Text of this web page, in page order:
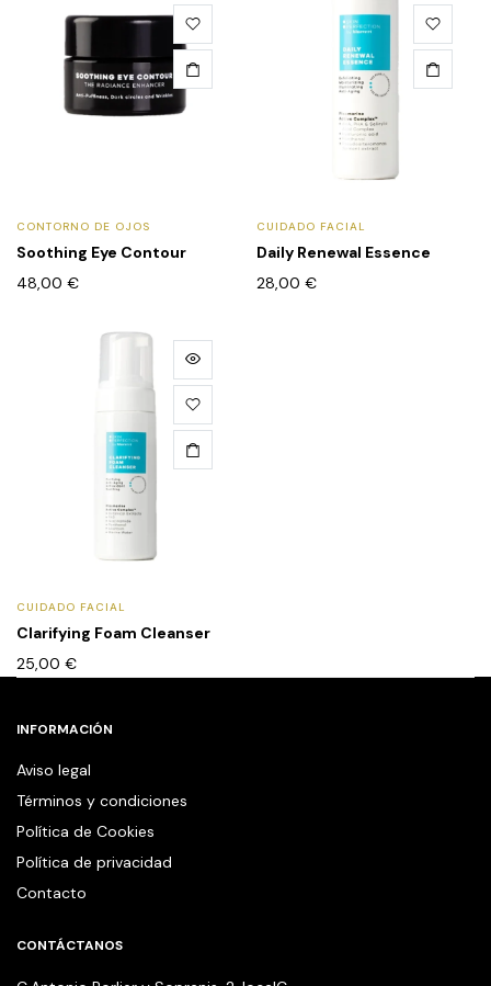
CONTORNO DE OJOS
Soothing Eye Contour
48,00 €
CUIDADO FACIAL
Daily Renewal Essence
28,00 €
CUIDADO FACIAL
Clarifying Foam Cleanser
25,00 €
INFORMACIÓN
Aviso legal
Términos y condiciones
Política de Cookies
Política de privacidad
Contacto
CONTÁCTANOS